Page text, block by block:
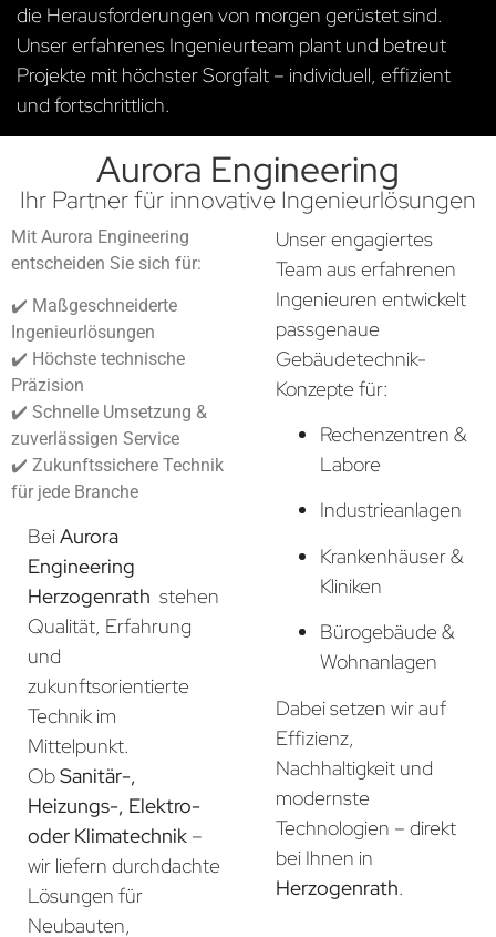
die Herausforderungen von morgen gerüstet sind.
Unser erfahrenes Ingenieurteam plant und betreut
Projekte mit höchster Sorgfalt – individuell, effizient
und fortschrittlich.
Aurora Engineering
Ihr Partner für innovative Ingenieurlösungen
Mit Aurora Engineering
entscheiden Sie sich für:
✔️ Maßgeschneiderte
Ingenieurlösungen
✔️ Höchste technische
Präzision
✔️ Schnelle Umsetzung &
zuverlässigen Service
✔️ Zukunftssichere Technik
für jede Branche
BeiAurora
Engineering
Herzogenrath stehen
Qualität, Erfahrung
und
zukunftsorientierte
Technik im
Mittelpunkt.
ObSanitär-,
Heizungs-, Elektro-
oder Klimatechnik –
wir liefern durchdachte
Lösungen für
Neubauten,
Unser engagiertes
Team aus erfahrenen
Ingenieuren entwickelt
passgenaue
Gebäudetechnik-
Konzepte für:
Rechenzentren &
Labore
Industrieanlagen
Krankenhäuser &
Kliniken
Bürogebäude &
Wohnanlagen
Dabei setzen wir auf
Effizienz,
Nachhaltigkeit und
modernste
Technologien – direkt
bei Ihnen in
Herzogenrath.